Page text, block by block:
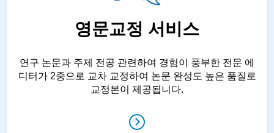
영문교정 서비스
연구 논문과 주제 전공 관련하여 경험이 풍부한 전문 에
디터가 2중으로 교차 교정하여 논문 완성도 높은 품질로
교정본이 제공됩니다.